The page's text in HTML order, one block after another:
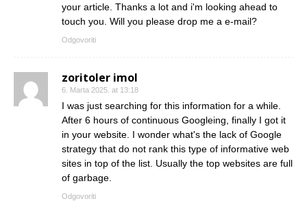
your article. Thanks a lot and i'm looking ahead to
touch you. Will you please drop me a e-mail?
Odgovoriti
zoritoler imol
6. Marta 2025. at 13:18
I was just searching for this information for a while.
After 6 hours of continuous Googleing, finally I got it
in your website. I wonder what's the lack of Google
strategy that do not rank this type of informative web
sites in top of the list. Usually the top websites are full
of garbage.
Odgovoriti